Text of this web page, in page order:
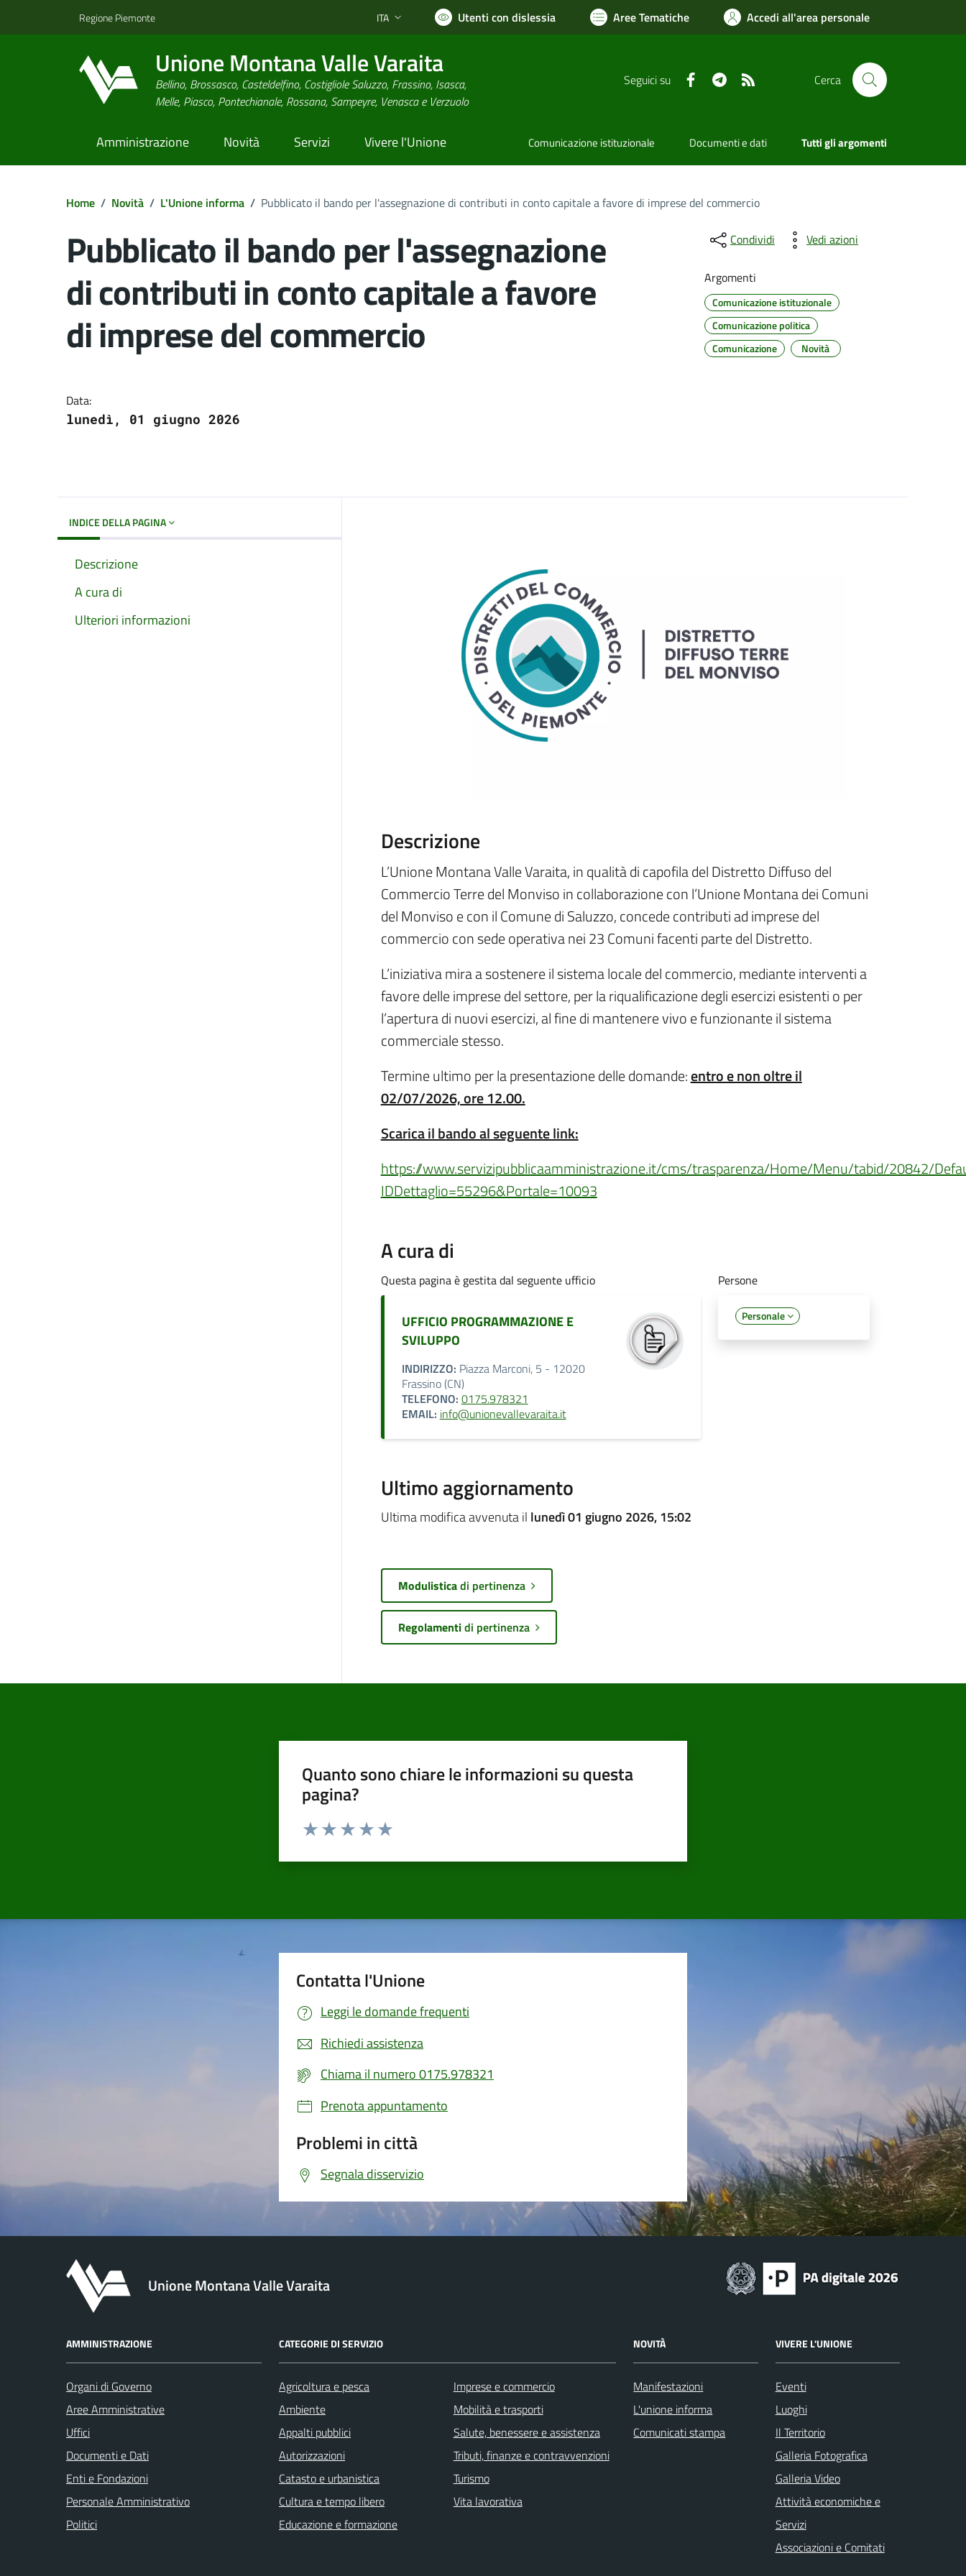
Regione Piemonte Lingua attiva:
ITA Utenti con dislessia Aree Tematiche Accedi all'area personale
Unione Montana Valle Varaita
Bellino, Brossasco, Casteldelfino, Costigliole Saluzzo, Frassino, Isasca,
Melle, Piasco, Pontechianale, Rossana, Sampeyre, Venasca e Verzuolo
Seguici su FacebookTelegram Cerca
Amministrazione Novità Servizi Vivere l'Unione Comunicazione istituzionale Documenti e dati Tutti gli argomenti
Home / Novità / L'Unione informa / Pubblicato il bando per l'assegnazione di contributi in conto capitale a favore di imprese del commercio
Pubblicato il bando per l'assegnazione
di contributi in conto capitale a favore
di imprese del commercio
Data:
lunedì, 01 giugno 2026
Condividi Vedi azioni
Argomenti
Comunicazione istituzionale
Comunicazione politica
Comunicazione
Novità
INDICE DELLA PAGINA
Descrizione
A cura di
Ulteriori informazioni
Descrizione
L’Unione Montana Valle Varaita, in qualità di capofila del Distretto Diffuso del
Commercio Terre del Monviso in collaborazione con l’Unione Montana dei Comuni
del Monviso e con il Comune di Saluzzo, concede contributi ad imprese del
commercio con sede operativa nei 23 Comuni facenti parte del Distretto.
L’iniziativa mira a sostenere il sistema locale del commercio, mediante interventi a
favore delle imprese del settore, per la riqualificazione degli esercizi esistenti o per
l’apertura di nuovi esercizi, al fine di mantenere vivo e funzionante il sistema
commerciale stesso.
Termine ultimo per la presentazione delle domande:entro e non oltre il
02/07/2026, ore 12.00.
Scarica il bando al seguente link:
https://www.servizipubblicaamministrazione.it/cms/trasparenza/Home/Menu/tabid/20842/
IDDettaglio=55296&Portale=10093
A cura di
Questa pagina è gestita dal seguente ufficio
UFFICIO PROGRAMMAZIONE E
SVILUPPO
INDIRIZZO: Piazza Marconi, 5 - 12020
Frassino (CN)
TELEFONO: 0175.978321
EMAIL: info@unionevallevaraita.it
Persone
Personale
Ultimo aggiornamento
Ultima modifica avvenuta il lunedì 01 giugno 2026, 15:02
Modulisticadi pertinenza
Regolamentidi pertinenza
Quanto sono chiare le informazioni su questa
pagina?
Valuta da 1 a 5 stelle la pagina
Contatta l'Unione
Leggi le domande frequenti
Richiedi assistenza
Chiama il numero 0175.978321
Prenota appuntamento
Problemi in città
Segnala disservizio
Unione Montana Valle Varaita
AMMINISTRAZIONE
Organi di Governo
Aree Amministrative
Uffici
Documenti e Dati
Enti e Fondazioni
Personale Amministrativo
Politici
CATEGORIE DI SERVIZIO
Agricoltura e pesca
Ambiente
Appalti pubblici
Autorizzazioni
Catasto e urbanistica
Cultura e tempo libero
Educazione e formazione
Imprese e commercio
Mobilità e trasporti
Salute, benessere e assistenza
Tributi, finanze e contravvenzioni
Turismo
Vita lavorativa
NOVITÀ
Manifestazioni
L'unione informa
Comunicati stampa
VIVERE L'UNIONE
Eventi
Luoghi
Il Territorio
Galleria Fotografica
Galleria Video
Attività economiche e
Servizi
Associazioni e Comitati